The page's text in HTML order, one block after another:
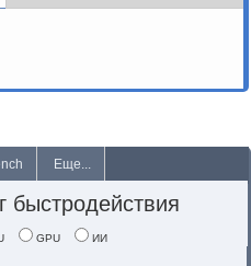
Еще...
быстродействия
GPU ИИ